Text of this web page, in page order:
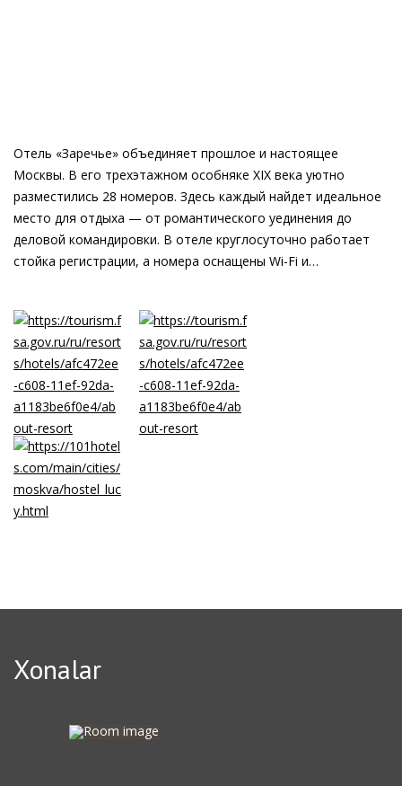
Отель «Заречье» объединяет прошлое и настоящее
Москвы. В его трехэтажном особняке XIX века уютно
разместились 28 номеров. Здесь каждый найдет идеальное
место для отдыха — от романтического уединения до
деловой командировки. В отеле круглосуточно работает
стойка регистрации, а номера оснащены Wi-Fi и
блюдами в комфортной обстановке.Отель окружен
культурными жемчужинами столицы. Центральный парк
культуры и отдыха имени Горького и парк «Зарядье»
находятся в шаговой доступности. До Кремля и Красной
площади всего две станции метро — и вы в сердце города.
Рядом с отелем три станции метро: «Добрынинская»,
«Тульская» и «Шаболовская».Добро пожаловать в отель
«Заречье»!
Xonalar